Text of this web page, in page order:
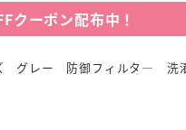
クーポン配布中！
イズ グレー 防御フィル